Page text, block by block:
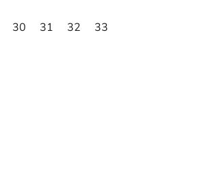
30 31 32 33